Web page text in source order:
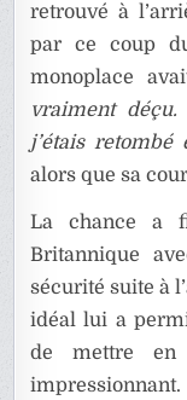
retrouvé à
par ce coup
monoplace
vraiment
j’étais retombé
alors que sa
La chance a
Britannique
sécurité suite à
idéal lui a
de mettre